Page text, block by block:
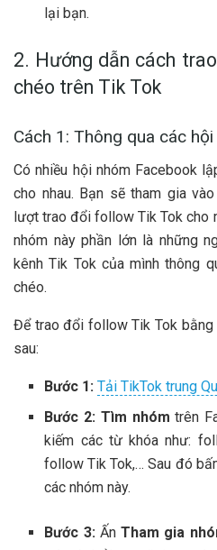
lại bạn.
2. Hướng dẫn cách
chéo trên Tik Tok
Cách 1: Thông qua các
Có nhiều hội nhóm Facebook
cho nhau. Bạn sẽ tham gia
lượt trao đổi follow Tik Tok cho
nhóm này phần lớn là những
kênh Tik Tok của mình thông
chéo.
Để trao đổi follow Tik Tok bằng
sau:
Bước 1: Tải TikTok trung
Bước 2: Tìm nhóm trên
kiếm các từ khóa như:
follow Tik Tok,… Sau đó
các nhóm này.
Bước 3: ẤnTham gia